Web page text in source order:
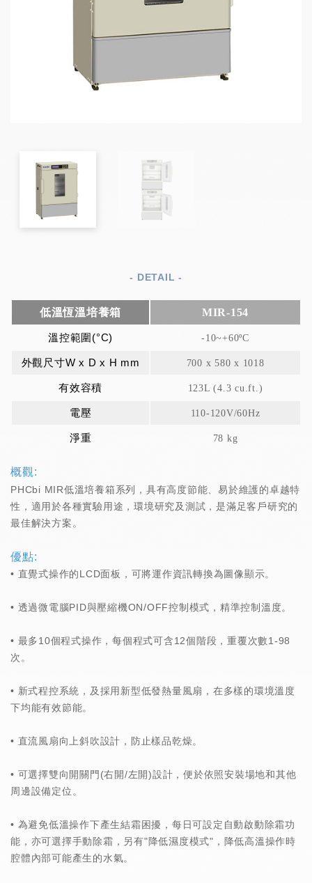
- DETAIL -
低溫恆溫培養箱 MIR-154
溫控範圍(°C) -10~+60ºC
外觀尺寸W x D x H mm 700 x 580 x 1018
有效容積 123L (4.3 cu.ft.)
電壓 110-120V/60Hz
淨重 78 kg
概觀:
PHCbi MIR低溫培養箱系列，具有高度節能、易於維護的卓越特
性，適用於各種實驗用途，環境研究及測試，是滿足客戶研究的
最佳解決方案。
優點:
• 直覺式操作的LCD面板，可將運作資訊轉換為圖像顯示。
• 透過微電腦PID與壓縮機ON/OFF控制模式，精準控制溫度。
• 最多10個程式操作，每個程式可含12個階段，重覆次數1-98
次。
• 新式程控系統，及採用新型低發熱量風扇，在多樣的環境溫度
下均能有效節能。
• 直流風扇向上斜吹設計，防止樣品乾燥。
• 可選擇雙向開關門(右開/左開)設計，便於依照安裝場地和其他
周邊設備定位。
• 為避免低溫操作下產生結霜困擾，每日可設定自動啟動除霜功
能，亦可選擇手動除霜，另有"降低濕度模式"，降低高溫操作時
腔體內部可能產生的水氣。